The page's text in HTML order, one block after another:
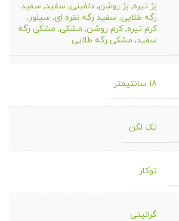
بژ تیره, بژ روشن, دلفینی, سفید, سفید
رگه طلایی, سفید رگه نقره ای, سیلور,
کرم تیره,کرم روشن, مشکی, مشکی رگه
سفید, مشکی رگه طلایی
18 سانتیمتر
تک لگن
توکار
گرانیتی